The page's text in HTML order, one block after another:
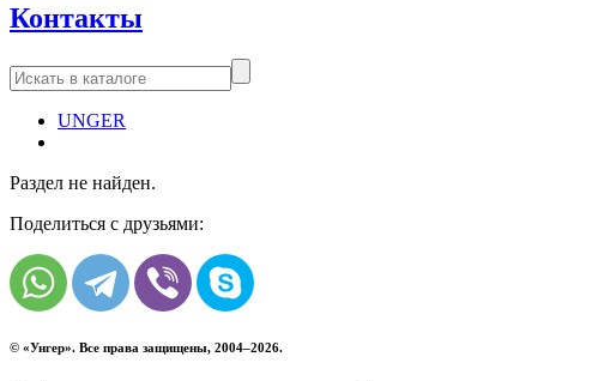
Контакты
UNGER
Раздел не найден.
Поделиться с друзьями:
© «Унгер». Все права защищены, 2004–2026.